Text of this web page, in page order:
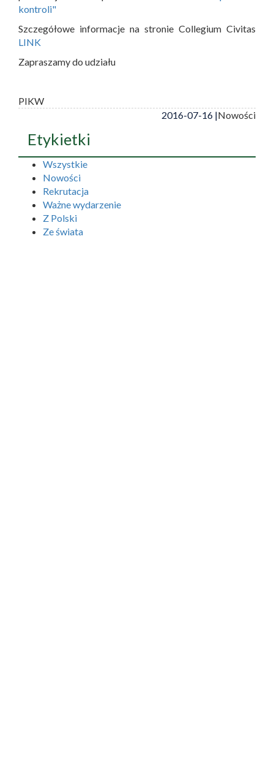
kontroli"
Szczegółowe informacje na stronie Collegium Civitas
LINK
Zapraszamy do udziału
PIKW
2016-07-16 |Nowości
Etykietki
Wszystkie
Nowości
Rekrutacja
Ważne wydarzenie
Z Polski
Ze świata